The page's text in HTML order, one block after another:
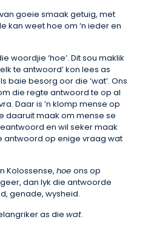
goeie smaak getuig, met
kan weet hoe om ‘n ieder en
woordjie ‘hoe’. Dit sou maklik
te antwoord’ kon lees as
baie besorg oor die ‘wat’. Ons
die regte antwoord te op al
Daar is ’n klomp mense op
daaruit maak om mense se
en wil seker maak
antwoord op enige vraag wat
Kolossense, hoe ons op
dan lyk die antwoorde
genade, wysheid.
as die wat.